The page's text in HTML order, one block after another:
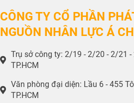
CÔNG TY CỔ PHẦN
NGUỒN NHÂN LỰC Á
Trụ sở công ty: 2/19 - 2/20 - 2/21
TP.HCM
Văn phòng đại diện: Lầu 6 - 455
TP.HCM